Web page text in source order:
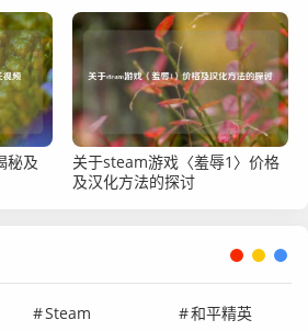
秘及
关于steam游戏〈羞辱1〉价格
及汉化方法的探讨
Steam 和平精英